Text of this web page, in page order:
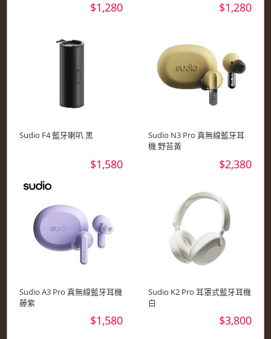
$1,280 $1,280
Sudio F4 藍牙喇叭 黑
$1,580
Sudio N3 Pro 真無線藍牙耳
機 野苔黃
$2,380
Sudio A3 Pro 真無線藍牙耳機
藤紫
$1,580
Sudio K2 Pro 耳罩式藍牙耳機
白
$3,800